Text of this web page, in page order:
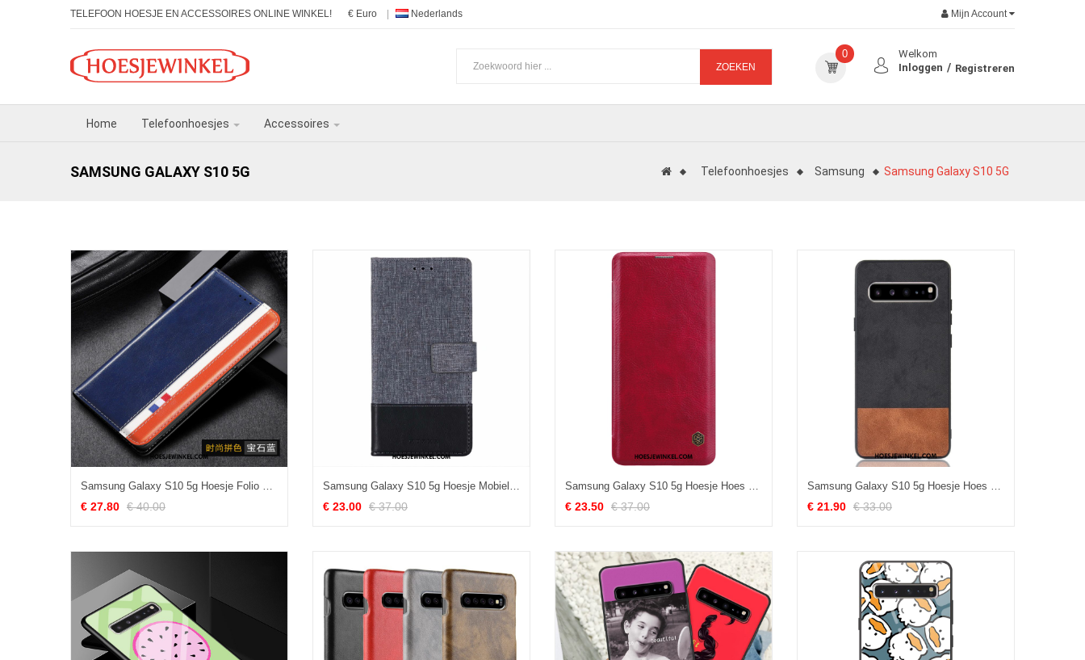
TELEFOON HOESJE EN ACCESSOIRES ONLINE WINKEL! € Euro Nederlands Mijn Account
ZOEKEN
Welkom
Inloggen
Registreren
0
Home Telefoonhoesjes Accessoires
SAMSUNG GALAXY S10 5G Telefoonhoesjes Samsung Samsung Galaxy S10 5G
Samsung Galaxy S10 5g Hoesje Folio Mobiele Telefoon Ster, Samsung Galaxy S10 5g Hoesje Leren Etui Blauw
€ 27.80 € 40.00
Samsung Galaxy S10 5g Hoesje Mobiele Telefoon Siliconen Ster, Samsung Galaxy S10 5g Hoesje Folio Leren Etui
€ 23.00 € 37.00
Samsung Galaxy S10 5g Hoesje Hoes Leren Etui Bescherming, Samsung Galaxy S10 5g Hoesje Kaart Rood
€ 23.50 € 37.00
Samsung Galaxy S10 5g Hoesje Hoes Gemengde Kleuren Zwart, Samsung Galaxy S10 5g Hoesje Denim Mobiele Telefoon
€ 21.90 € 33.00